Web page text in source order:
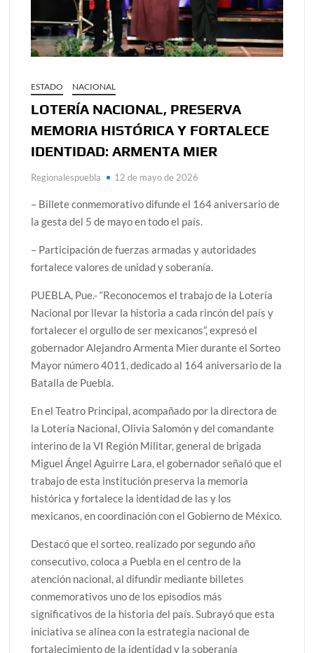
ESTADO NACIONAL
LOTERÍA NACIONAL, PRESERVA
MEMORIA HISTÓRICA Y FORTALECE
IDENTIDAD: ARMENTA MIER
Regionalespuebla 12 de mayo de 2026
– Billete conmemorativo difunde el 164 aniversario de
la gesta del 5 de mayo en todo el país.
– Participación de fuerzas armadas y autoridades
fortalece valores de unidad y soberanía.
PUEBLA, Pue.- “Reconocemos el trabajo de la Lotería
Nacional por llevar la historia a cada rincón del país y
fortalecer el orgullo de ser mexicanos”, expresó el
gobernador Alejandro Armenta Mier durante el Sorteo
Mayor número 4011, dedicado al 164 aniversario de la
Batalla de Puebla.
En el Teatro Principal, acompañado por la directora de
la Lotería Nacional, Olivia Salomón y del comandante
interino de la VI Región Militar, general de brigada
Miguel Ángel Aguirre Lara, el gobernador señaló que el
trabajo de esta institución preserva la memoria
histórica y fortalece la identidad de las y los
mexicanos, en coordinación con el Gobierno de México.
Destacó que el sorteo, realizado por segundo año
consecutivo, coloca a Puebla en el centro de la
atención nacional, al difundir mediante billetes
conmemorativos uno de los episodios más
significativos de la historia del país. Subrayó que esta
iniciativa se alinea con la estrategia nacional de
fortalecimiento de la identidad y la soberanía